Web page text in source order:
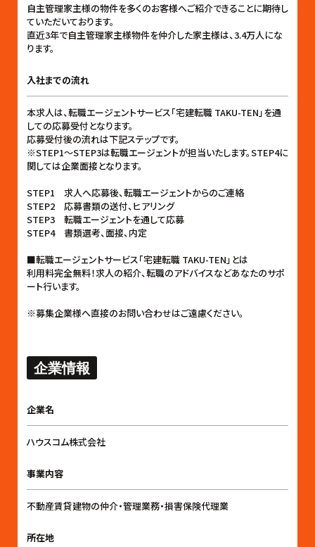
自主管理家主様の物件を多くのお客様へご紹介できることに期待し
ていただいております。
直近3年で自主管理家主様物件を仲介した家主様は、3.4万人にな
ります。
入社までの流れ
本求人は、転職エージェントサービス「宅建転職 TAKU-TEN」を通
しての応募受付となります。
応募受付後の流れは下記ステップです。
※STEP1〜STEP3は転職エージェントが担当いたします。STEP4に
関しては企業面接となります。
STEP1 求人へ応募後、転職エージェントからのご連絡
STEP2 応募書類の送付、ヒアリング
STEP3 転職エージェントを通して応募
STEP4 書類選考、面接、内定
■転職エージェントサービス「宅建転職 TAKU-TEN」とは
利用料完全無料！求人の紹介、転職のアドバイスなどあなたのサポ
ート行います。
※募集企業様へ直接のお問い合わせはご遠慮ください。
企業情報
企業名
ハウスコム株式会社
事業内容
不動産賃貸建物の仲介・管理業務・損害保険代理業
所在地